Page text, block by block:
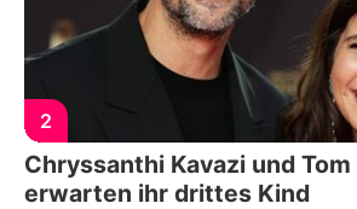
2
Chryssanthi Kavazi und Tom
erwarten ihr drittes Kind